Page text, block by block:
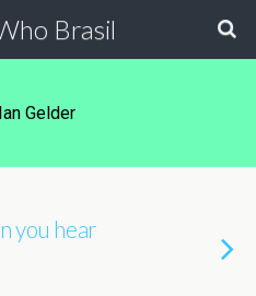
Brasil
Gelder
you hear